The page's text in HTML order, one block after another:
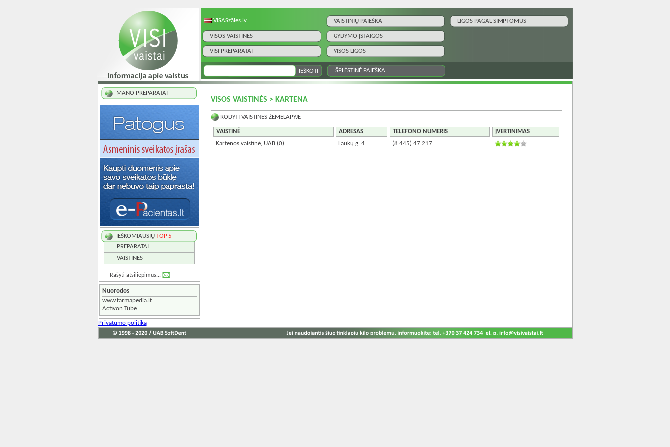
VISASzāles.lv VAISTINIŲ PAIEŠKA LIGOS PAGAL SIMPTOMUS
VISOS VAISTINĖS GYDYMO ĮSTAIGOS
VISI PREPARATAI VISOS LIGOS
IŠPLĖSTINĖ PAIEŠKA
MANO PREPARATAI
IEŠKOMIAUSIŲ TOP 5
PREPARATAI
VAISTINĖS
Rašyti atsiliepimus...
Nuorodos
www.farmapedia.lt
Activon Tube
VISOS VAISTINĖS > KARTENA
RODYTI VAISTINES ŽEMĖLAPYJE
VAISTINĖ ADRESAS TELEFONO NUMERIS
ĮVERTINIMAS
Kartenos vaistinė, UAB (0) Laukų g. 4 (8 445) 47 217
Privatumo politika